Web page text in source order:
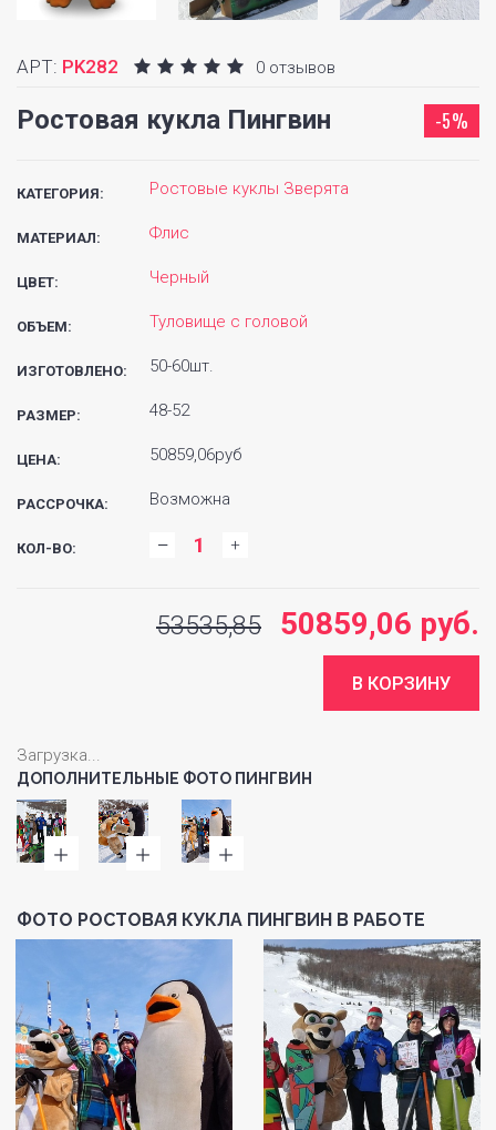
АРТ: PK282 0 отзывов
Ростовая кукла Пингвин -5%
КАТЕГОРИЯ: Ростовые куклы Зверята
МАТЕРИАЛ: Флис
ЦВЕТ: Черный
ОБЪЕМ: Туловище с головой
ИЗГОТОВЛЕНО: 50-60шт.
РАЗМЕР: 48-52
ЦЕНА: 50859,06руб
РАССРОЧКА: Возможна
КОЛ-ВО:
53535,85 50859,06 руб.
Загрузка...
ДОПОЛНИТЕЛЬНЫЕ ФОТО ПИНГВИН
ФОТО РОСТОВАЯ КУКЛА ПИНГВИН В РАБОТЕ